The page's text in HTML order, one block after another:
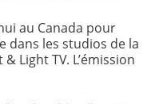
au Canada pour
dans les studios de la
Light TV. L’émission